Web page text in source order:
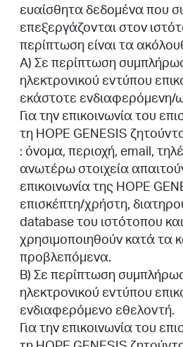
ευαίσθητα δεδομένα που
επεξεργάζονται στον
περίπτωση είναι τα
Α) Σε περίπτωση
ηλεκτρονικού εντύπου
εκάστοτε ενδιαφερόμενη/
Για την επικοινωνία του
τη HOPE GENESIS
: όνομα, περιοχή, email,
ανωτέρω στοιχεία
επικοινωνία της HOPE
επισκέπτη/χρήστη,
database του ιστότοπου
χρησιμοποιηθούν κατά τα
προβλεπόμενα.
B) Σε περίπτωση
ηλεκτρονικού εντύπου
ενδιαφερόμενο εθελοντή.
Για την επικοινωνία του